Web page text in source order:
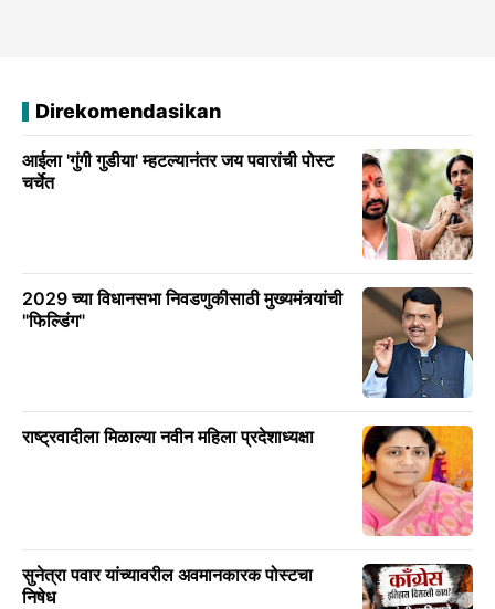
Direkomendasikan
आईला 'गुंगी गुडीया' म्हटल्यानंतर जय पवारांची पोस्ट
चर्चेत
2029 च्या विधानसभा निवडणुकीसाठी मुख्यमंत्र्यांची
"फिल्डिंग"
राष्ट्रवादीला मिळाल्या नवीन महिला प्रदेशाध्यक्षा
सुनेत्रा पवार यांच्यावरील अवमानकारक पोस्टचा
निषेध